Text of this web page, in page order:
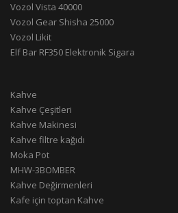
Vozol Vista 40000
Vozol Gear Shisha 25000
Vozol Likit
Elf Bar RF350 Elektronik Sigara
Kahve
Kahve Çeşitleri
Kahve Makinesi
Kahve filtre kağıdı
Moka Pot
MHW-3BOMBER
Kahve Değirmenleri
Kafe için toptan Kahve